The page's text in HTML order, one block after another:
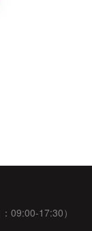
09:00-17:30）